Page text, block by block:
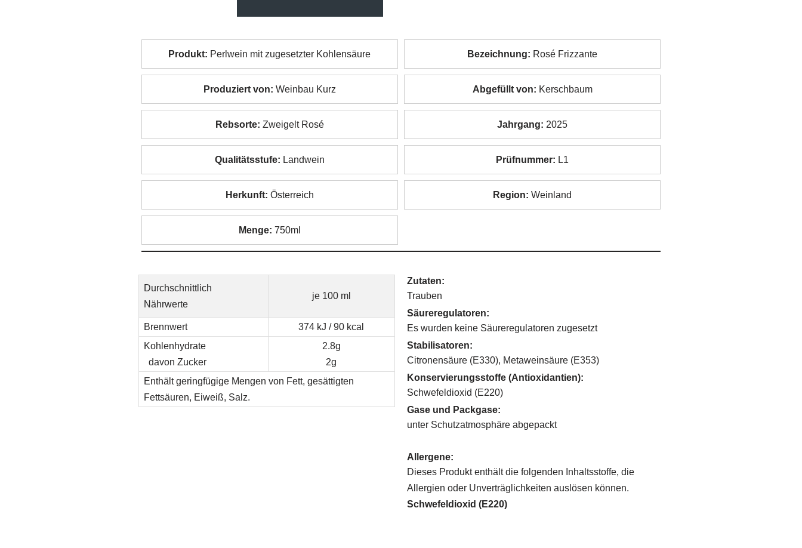
Produkt: Perlwein mit zugesetzter Kohlensäure Bezeichnung: Rosé Frizzante
Produziert von: Weinbau Kurz Abgefüllt von: Kerschbaum
Rebsorte: Zweigelt Rosé Jahrgang: 2025
Qualitätsstufe: Landwein Prüfnummer: L1
Herkunft: Österreich Region: Weinland
Menge: 750ml
Durchschnittlich
Nährwerte
je 100 ml
Brennwert
374 kJ / 90 kcal
Kohlenhydrate
davon Zucker
2.8g
2g
Enthält geringfügige Mengen von Fett, gesättigten
Fettsäuren, Eiweiß, Salz.
Zutaten:
Trauben
Säureregulatoren:
Es wurden keine Säureregulatoren zugesetzt
Stabilisatoren:
Citronensäure (E330), Metaweinsäure (E353)
Konservierungsstoffe (Antioxidantien):
Schwefeldioxid (E220)
Gase und Packgase:
unter Schutzatmosphäre abgepackt
Allergene:
Dieses Produkt enthält die folgenden Inhaltsstoffe, die
Allergien oder Unverträglichkeiten auslösen können.
Schwefeldioxid (E220)